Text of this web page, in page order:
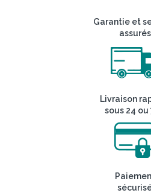
Garantie et
assurés
Livraison
sous 24 ou